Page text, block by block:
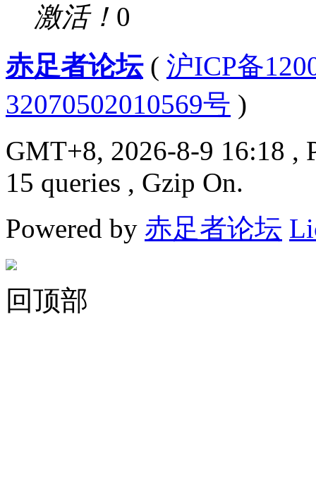
激活！ 0
赤足者论坛( 沪ICP备
32070502010569号 )
GMT+8, 2026-8-9 16:18 ,
15 queries , Gzip On.
Powered by 赤足者论坛
回顶部